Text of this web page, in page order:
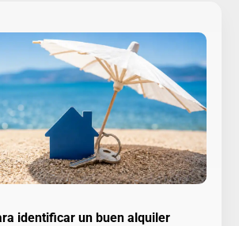
identificar un buen alquiler